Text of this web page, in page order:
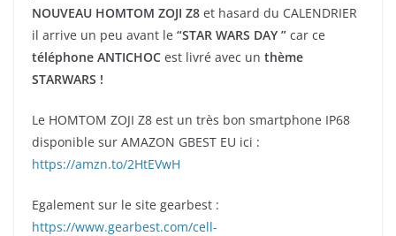
NOUVEAU HOMTOM ZOJI Z8 et hasard du CALENDRIER
il arrive un peu avant le “STAR WARS DAY ” car ce
téléphone ANTICHOC est livré avec un thème
STARWARS !
Le HOMTOM ZOJI Z8 est un très bon smartphone IP68
disponible sur AMAZON GBEST EU ici :
https://amzn.to/2HtEVwH
Egalement sur le site gearbest :
https://www.gearbest.com/cell-